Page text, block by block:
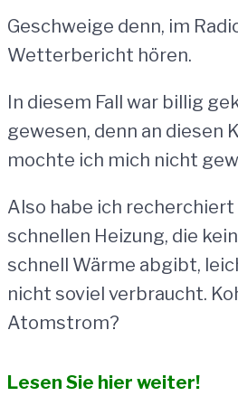
Geschweige denn, im
Wetterbericht hören.
In diesem Fall war billig
gewesen, denn an diesen
mochte ich mich nicht
Also habe ich recherchiert
schnellen Heizung, die
schnell Wärme abgibt,
nicht soviel verbraucht.
Atomstrom?
Lesen Sie hier weiter!